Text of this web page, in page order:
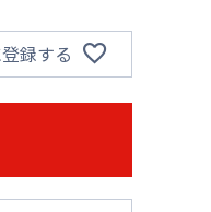
録する